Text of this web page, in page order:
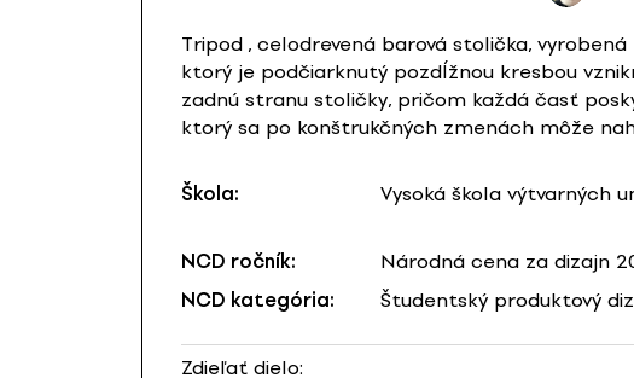
Tripod , celodrevená barová stolička,
ktorý je podčiarknutý pozdĺžnou kresbou
zadnú stranu stoličky, pričom každá časť
ktorý sa po konštrukčných zmenách môže
Škola: Vysoká škola výtvarných
NCD ročník:
Národná cena za dizajn
NCD kategória:
Študentský produktový
Zdieľať dielo: